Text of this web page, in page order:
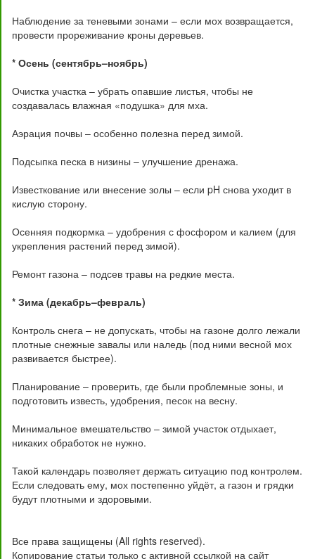
Наблюдение за теневыми зонами – если мох возвращается,
провести прореживание кроны деревьев.
* Осень (сентябрь–ноябрь)
Очистка участка – убрать опавшие листья, чтобы не
создавалась влажная «подушка» для мха.
Аэрация почвы – особенно полезна перед зимой.
Подсыпка песка в низины – улучшение дренажа.
Известкование или внесение золы – если pH снова уходит в
кислую сторону.
Осенняя подкормка – удобрения с фосфором и калием (для
укрепления растений перед зимой).
Ремонт газона – подсев травы на редкие места.
* Зима (декабрь–февраль)
Контроль снега – не допускать, чтобы на газоне долго лежали
плотные снежные завалы или наледь (под ними весной мох
развивается быстрее).
Планирование – проверить, где были проблемные зоны, и
подготовить известь, удобрения, песок на весну.
Минимальное вмешательство – зимой участок отдыхает,
никаких обработок не нужно.
Такой календарь позволяет держать ситуацию под контролем.
Если следовать ему, мох постепенно уйдёт, а газон и грядки
будут плотными и здоровыми.
Все права защищены (All rights reserved).
Копирование статьи только с активной ссылкой на сайт